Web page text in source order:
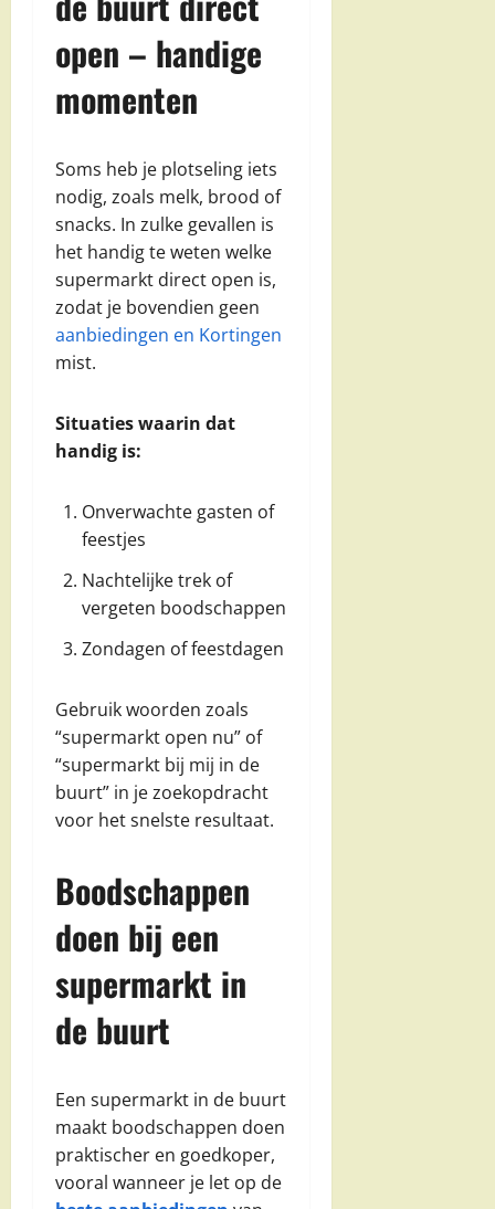
open – handige
momenten
Soms heb je plotseling iets
nodig, zoals melk, brood of
snacks. In zulke gevallen is
het handig te weten welke
supermarkt direct open is,
zodat je bovendien geen
aanbiedingen en Kortingen
mist.
Situaties waarin dat
handig is:
Onverwachte gasten of
feestjes
Nachtelijke trek of
vergeten boodschappen
Zondagen of feestdagen
Gebruik woorden zoals
“supermarkt open nu” of
“supermarkt bij mij in de
buurt” in je zoekopdracht
voor het snelste resultaat.
Boodschappen
doen bij een
supermarkt in
de buurt
Een supermarkt in de buurt
maakt boodschappen doen
praktischer en goedkoper,
vooral wanneer je let op de